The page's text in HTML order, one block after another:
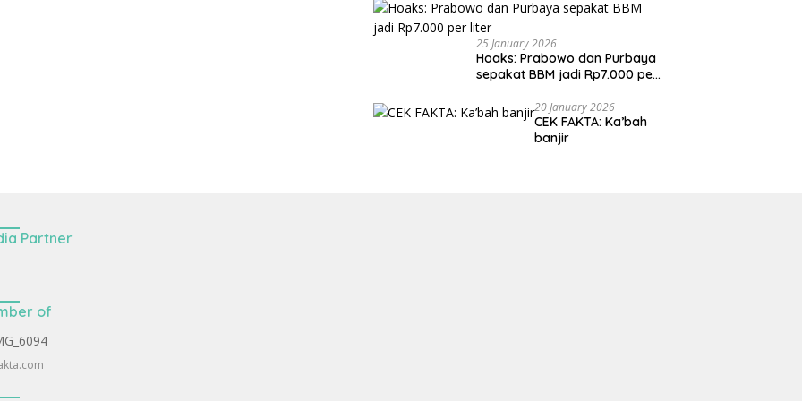
25 January 2026
Hoaks: Prabowo dan Purbaya
sepakat BBM jadi Rp7.000 per
20 January 2026
CEK FAKTA: Ka’bah
banjir
Partner
of